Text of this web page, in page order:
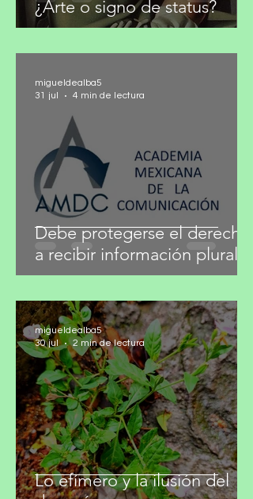
Debe protegerse el derecho
migueldealba5
4 min de lectura
migueldealba5
30 jul
2 min de lectura